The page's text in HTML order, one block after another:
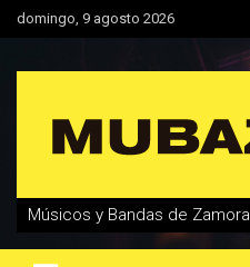
Saltardomingo, 9 agosto 2026
Músicos y Bandas de Zamora